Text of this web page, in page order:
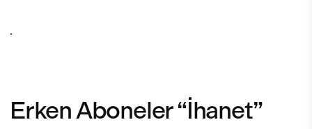
.
Erken Aboneler “İhanet”